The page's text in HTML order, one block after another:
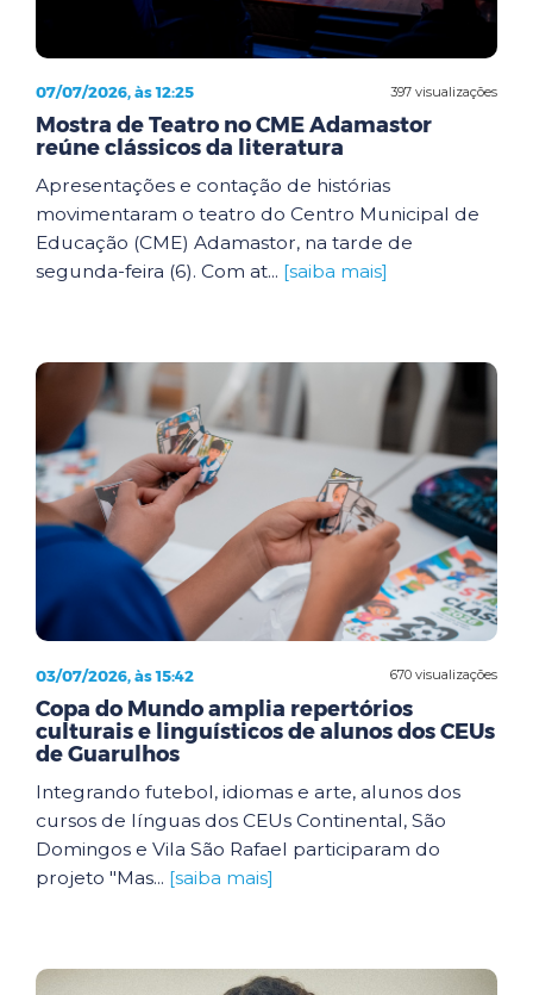
397 visualizações
07/07/2026, às 12:25
Mostra de Teatro no CME Adamastor
reúne clássicos da literatura
Apresentações e contação de histórias
movimentaram o teatro do Centro Municipal de
Educação (CME) Adamastor, na tarde de
segunda-feira (6). Com at... [saiba mais]
670 visualizações
03/07/2026, às 15:42
Copa do Mundo amplia repertórios
culturais e linguísticos de alunos dos CEUs
de Guarulhos
Integrando futebol, idiomas e arte, alunos dos
cursos de línguas dos CEUs Continental, São
Domingos e Vila São Rafael participaram do
projeto "Mas... [saiba mais]